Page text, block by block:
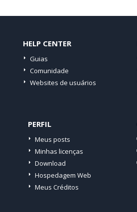
HELP CENTER
Guias
Comunidade
Websites de usuários
PERFIL
Meus posts
Minhas licenças
Download
Hospedagem Web
Meus Créditos